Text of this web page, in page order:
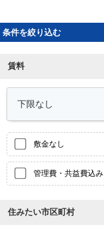
条件を絞り込む
賃料
敷金なし
管理費・共益費込み
住みたい市区町村